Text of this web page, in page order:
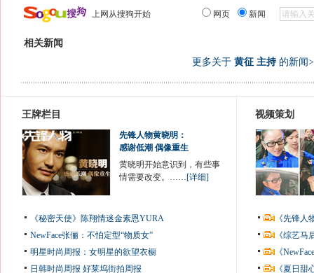
上网从搜狗开始 网页 新闻
相关新闻
更多关于 黄征 主持的新闻
王牌栏目
先锋人物黄晓明：
感谢低潮 偶像重生
黄晓明开始意识到，有些事
情需要改变。……[详细]
《秘密天使》陈翔情迷金素恩YURA
NewFace张俪：不怕定型“物质女”
明星时尚周报：女明星的欲望衣橱
日韩时尚周报 好莱坞街拍周报
视频策划
《先锋
《综艺
《
《夏日